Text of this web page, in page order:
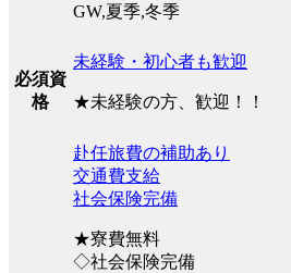
GW,夏季,冬季
必須資
格
未経験・初心者も歓迎
★未経験の方、歓迎！！
赴任旅費の補助あり
交通費支給
社会保険完備
★寮費無料
◇社会保険完備